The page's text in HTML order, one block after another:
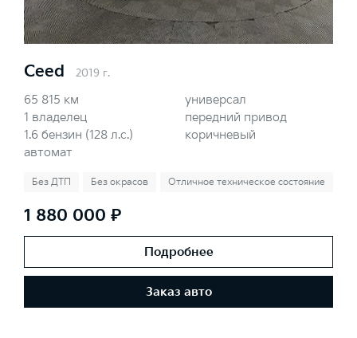
Ceed 2019 г.
65 815 км
1 владелец
1.6 бензин (128 л.с.)
автомат
универсал
передний привод
коричневый
Без ДТП Без окрасов Отличное техническое состояние
1 880 000 ₽
Подробнее
Заказ авто